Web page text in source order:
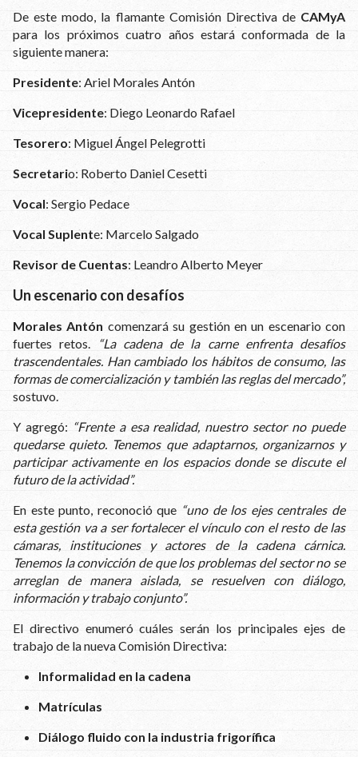
De este modo, la flamante Comisión Directiva de CAMyA
para los próximos cuatro años estará conformada de la
siguiente manera:
Presidente: Ariel Morales Antón
Vicepresidente: Diego Leonardo Rafael
Tesorero: Miguel Ángel Pelegrotti
Secretario: Roberto Daniel Cesetti
Vocal: Sergio Pedace
Vocal Suplente: Marcelo Salgado
Revisor de Cuentas: Leandro Alberto Meyer
Un escenario con desafíos
Morales Antón comenzará su gestión en un escenario con
fuertes retos.
“La cadena de la carne enfrenta desafíos
trascendentales. Han cambiado los hábitos de consumo, las
formas de comercialización y también las reglas del mercado”,
sostuvo.
Y agregó: “Frente a esa realidad, nuestro sector no puede
quedarse quieto. Tenemos que adaptarnos, organizarnos y
participar activamente en los espacios donde se discute el
futuro de la actividad”.
En este punto, reconoció que “uno de los ejes centrales de
esta gestión va a ser fortalecer el vínculo con el resto de las
cámaras, instituciones y actores de la cadena cárnica.
Tenemos la convicción de que los problemas del sector no se
arreglan de manera aislada, se resuelven con diálogo,
información y trabajo conjunto”.
El directivo enumeró cuáles serán los principales ejes de
trabajo de la nueva Comisión Directiva:
Informalidad en la cadena
Matrículas
Diálogo fluido con la industria frigorífica